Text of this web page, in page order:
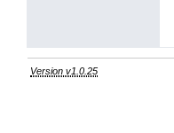
Version v1.0.25